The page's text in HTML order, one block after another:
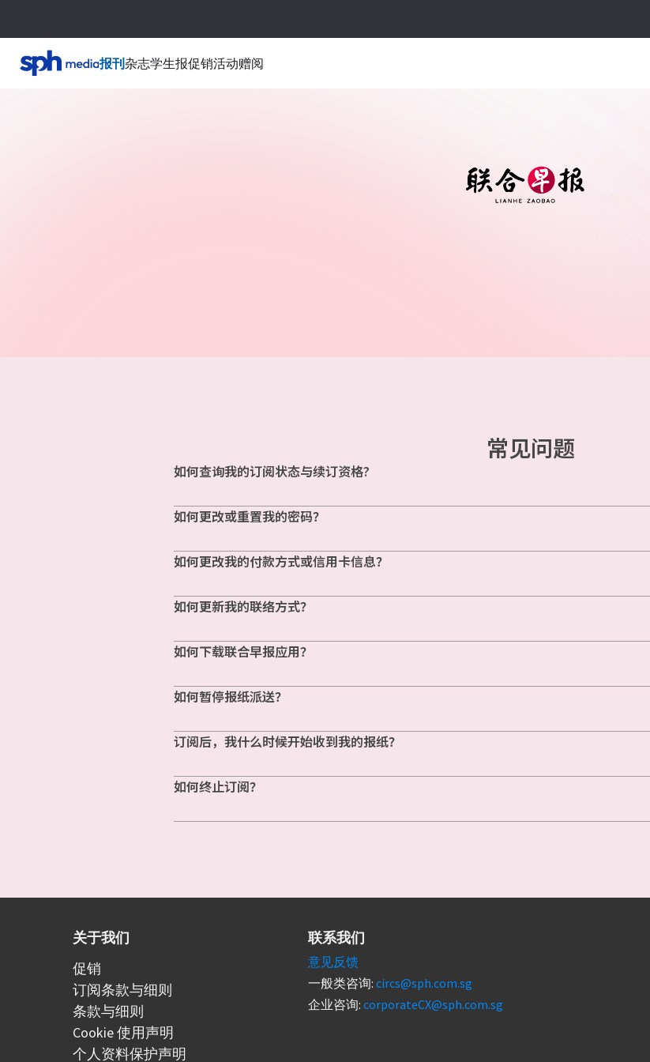
报刊杂志学生报促销活动赠阅
常见问题
如何查询我的订阅状态与续订资格?
如何更改或重置我的密码？
如何更改我的付款方式或信用卡信息？
如何更新我的联络方式？
如何下载联合早报应用？
如何暂停报纸派送？
订阅后，我什么时候开始收到我的报纸？
如何终止订阅？
关于我们
促销
订阅条款与细则
条款与细则
Cookie 使用声明
个人资料保护声明
联系我们
意见反馈
一般类咨询: circs@sph.com.sg
企业咨询: corporateCX@sph.com.sg